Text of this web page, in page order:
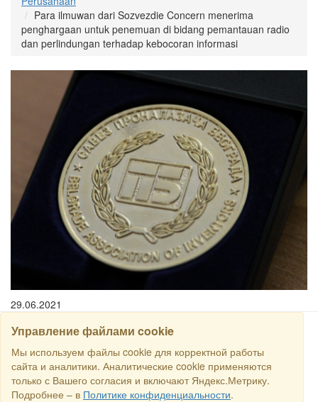
Para ilmuwan dari Sozvezdie Concern menerima
penghargaan untuk penemuan di bidang pemantauan radio
dan perlindungan terhadap kebocoran informasi
29.06.2021
Управление файлами cookie
Мы используем файлы cookie для корректной работы
сайта и аналитики. Аналитические cookie применяются
только с Вашего согласия и включают Яндекс.Метрику.
Подробнее – в Политике конфиденциальности.
CARI
Semua hak dilindungi undang-undang © 2016 Торговый Дом